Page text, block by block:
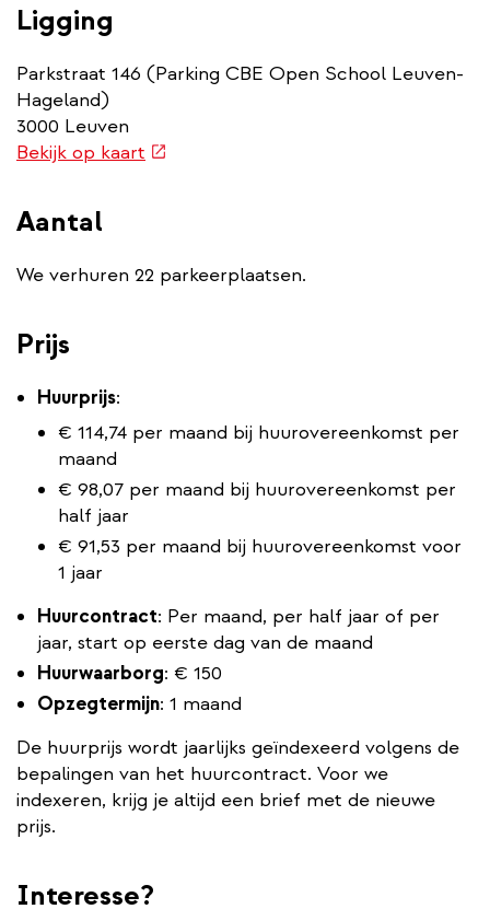
Ligging
Parkstraat 146 (Parking CBE Open School Leuven-
Hageland)
3000 Leuven
Bekijk op kaart (externe
Aantal
We verhuren 22 parkeerplaatsen.
Prijs
Huurprijs:
€ 114,74 per maand bij huurovereenkomst per
maand
€ 98,07 per maand bij huurovereenkomst per
half jaar
€ 91,53 per maand bij huurovereenkomst voor
1 jaar
Huurcontract: Per maand, per half jaar of per
jaar, start op eerste dag van de maand
Huurwaarborg: € 150
Opzegtermijn: 1 maand
De huurprijs wordt jaarlijks geïndexeerd volgens de
bepalingen van het huurcontract. Voor we
indexeren, krijg je altijd een brief met de nieuwe
prijs.
Interesse?